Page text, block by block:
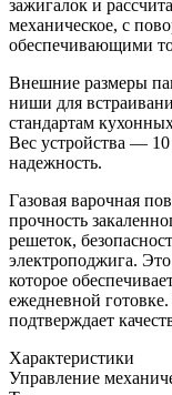
зажигалок и
механическое, с
обеспечивающими
Внешние размеры
ниши для
стандартам
Вес устройства — 10
надежность.
Газовая варочная
прочность
решеток,
электроподжига.
которое
ежедневной
подтверждает
Характеристики
Управление